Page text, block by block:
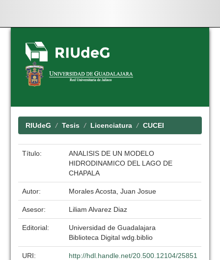
Skip
navigation
RIUdeG Tesis Licenciatura CUCEI
Título:
ANALISIS DE UN MODELO
HIDRODINAMICO DEL LAGO DE
CHAPALA
Autor: Morales Acosta, Juan Josue
Asesor: Liliam Alvarez Diaz
Editorial:
Universidad de Guadalajara
Biblioteca Digital wdg.biblio
URI:
http://hdl.handle.net/20.500.12104/25851